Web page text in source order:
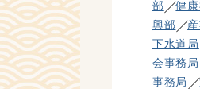
部
健
興部
下水道局
会事務局
事務局